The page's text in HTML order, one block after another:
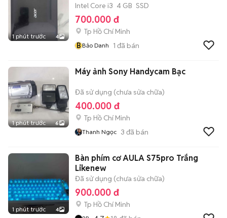
1 phút trước 4
Intel Core i3 4 GB SSD
700.000 đ
Tp Hồ Chí Minh
BBảo Danh 1 đã bán
1 phút trước 6
Máy ảnh Sony Handycam Bạc
Đã sử dụng (chưa sửa chữa)
400.000 đ
Tp Hồ Chí Minh
Thanh Ngọc 3 đã bán
1 phút trước 4
Bàn phím cơ AULA S75pro Trắng
Likenew
Đã sử dụng (chưa sửa chữa)
900.000 đ
Tp Hồ Chí Minh